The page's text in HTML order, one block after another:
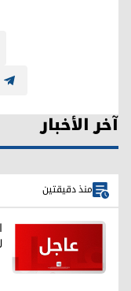
آخر الأخبار
منذ دقيقتين